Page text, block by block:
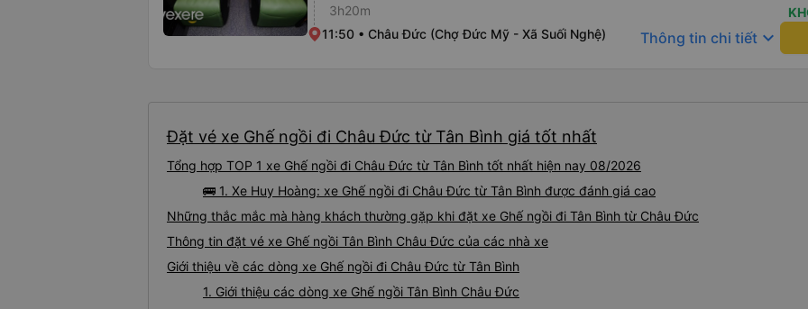
3h20m
11:50 • Châu Đức (Chợ Đức Mỹ - Xã Suối Nghệ)
nghiệp và cẩn thận. Tôi
vì lái xe êm ái và ổn định.
limousine sạch sẽ và ghế
tưởng: Chúng tôi có một
đã đưa tôi thẳng đến The
thúc chuyến đi của tôi dễ
phục vụ tuyệt vời. Thân
Thông tin chi tiết keyboard_arrow_down
Đặt vé xe Ghế ngồi đi Châu Đức từ Tân Bình giá tốt nhất
Tổng hợp TOP 1 xe Ghế ngồi đi Châu Đức từ Tân Bình tốt nhất hiện nay 08/2026
🚌 1. Xe Huy Hoàng: xe Ghế ngồi đi Châu Đức từ Tân Bình được đánh giá cao
Những thắc mắc mà hàng khách thường gặp khi đặt xe Ghế ngồi đi Tân Bình từ Châu Đức
Thông tin đặt vé xe Ghế ngồi Tân Bình Châu Đức của các nhà xe
Giới thiệu về các dòng xe Ghế ngồi đi Châu Đức từ Tân Bình
1. Giới thiệu các dòng xe Ghế ngồi Tân Bình Châu Đức